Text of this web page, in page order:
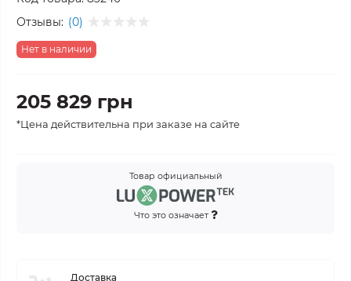
Отзывы: (0)
Нет в наличии
205 829 грн
*Цена действительна при заказе на сайте
Товар официальный
Что это означает
Доставка